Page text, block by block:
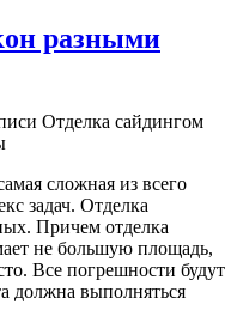
разными
Отделка сайдингом
сложная из всего
задач. Отделка
Причем отделка
не большую площадь,
Все погрешности будут
должна выполняться